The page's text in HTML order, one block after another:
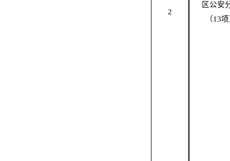
2
区公安
（13